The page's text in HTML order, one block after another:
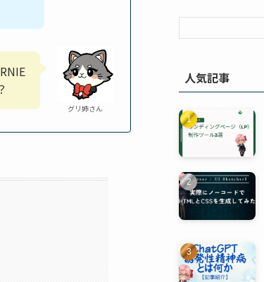
グリ姉さん
人気記事